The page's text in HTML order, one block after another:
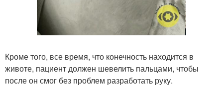
Кроме того, все время, что конечность находится в
животе, пациент должен шевелить пальцами, чтобы
после он смог без проблем разработать руку.